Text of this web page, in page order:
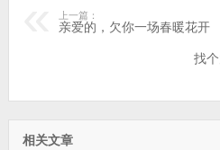
上一篇：
亲爱的，欠你一场春暖花开
找
相关文章